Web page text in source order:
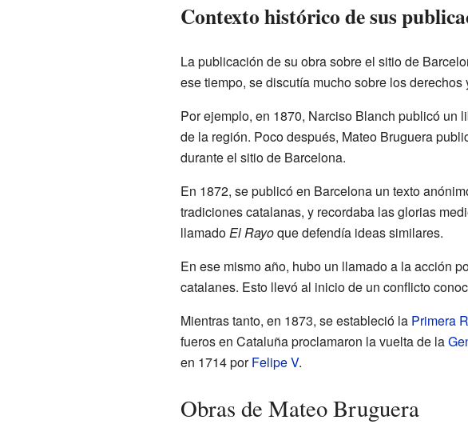
Contexto histórico de sus
La publicación de su obra sobre el sitio de
ese tiempo, se discutía mucho sobre los
Por ejemplo, en 1870, Narciso Blanch publicó un
de la región. Poco después, Mateo Bruguera
durante el sitio de Barcelona.
En 1872, se publicó en Barcelona un texto
tradiciones catalanas, y recordaba las glorias
llamadoEl Rayoque defendía ideas similares.
En ese mismo año, hubo un llamado a la acción
catalanes. Esto llevó al inicio de un conflicto
Mientras tanto, en 1873, se estableció la Primera
fueros en Cataluña proclamaron la vuelta de la
en 1714 porFelipe V.
Obras de Mateo Bruguera